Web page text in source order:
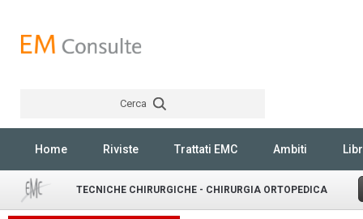
Cerca
Home Riviste Trattati EMC Ambiti
TECNICHE CHIRURGICHE - CHIRURGIA ORTOPEDICA